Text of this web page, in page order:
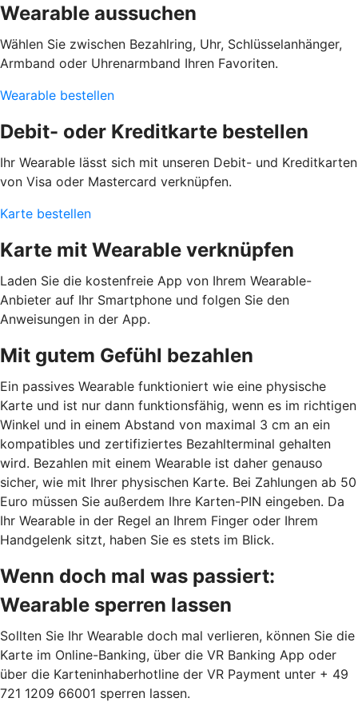
Wearable aussuchen
Wählen Sie zwischen Bezahlring, Uhr, Schlüsselanhänger,
Armband oder Uhrenarmband Ihren Favoriten.
Wearable bestellen
Debit- oder Kreditkarte bestellen
Ihr Wearable lässt sich mit unseren Debit- und Kreditkarten
von Visa oder Mastercard verknüpfen.
Karte bestellen
Karte mit Wearable verknüpfen
Laden Sie die kostenfreie App von Ihrem Wearable-
Anbieter auf Ihr Smartphone und folgen Sie den
Anweisungen in der App.
Mit gutem Gefühl bezahlen
Ein passives Wearable funktioniert wie eine physische
Karte und ist nur dann funktionsfähig, wenn es im richtigen
Winkel und in einem Abstand von maximal 3 cm an ein
kompatibles und zertifiziertes Bezahlterminal gehalten
wird. Bezahlen mit einem Wearable ist daher genauso
sicher, wie mit Ihrer physischen Karte. Bei Zahlungen ab 50
Euro müssen Sie außerdem Ihre Karten-PIN eingeben. Da
Ihr Wearable in der Regel an Ihrem Finger oder Ihrem
Handgelenk sitzt, haben Sie es stets im Blick.
Wenn doch mal was passiert:
Wearable sperren lassen
Sollten Sie Ihr Wearable doch mal verlieren, können Sie die
Karte im Online-Banking, über die VR Banking App oder
über die Karteninhaberhotline der VR Payment unter + 49
721 1209 66001 sperren lassen.